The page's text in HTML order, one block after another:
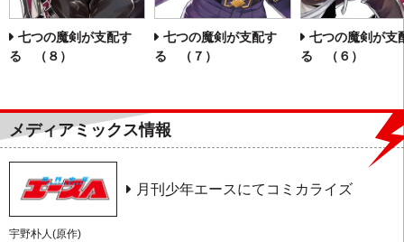
七つの魔剣が支配す
る （８）
七つの魔剣が支配す
る （７）
七つの魔剣が支
る （６）
メディアミックス情報
月刊少年エースにてコミカライズ
宇野朴人(原作)